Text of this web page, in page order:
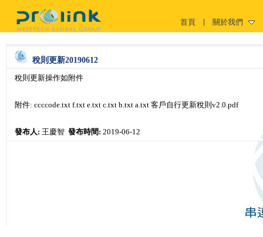
關於我們
首頁
稅則更新20190612
稅則更新操作如附件
附件: ccccode.txt f.txt e.txt c.txt b.txt a.txt 客戶自行更新稅則v2.0.pdf
發布人: 王慶智 發布時間: 2019-06-12